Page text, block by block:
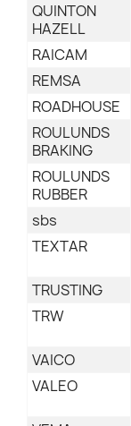
QUINTON
HAZELL
RAICAM
REMSA
ROADHOUSE
ROULUNDS
BRAKING
ROULUNDS
RUBBER
sbs
TEXTAR
TRUSTING
TRW
VAICO
VALEO